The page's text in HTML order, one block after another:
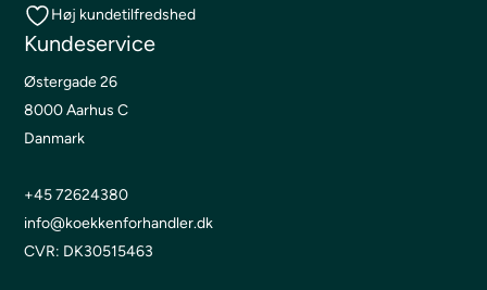
Høj kundetilfredshed
Kundeservice
Østergade 26
8000 Aarhus C
Danmark
+45 72624380
info@koekkenforhandler.dk
CVR: DK30515463